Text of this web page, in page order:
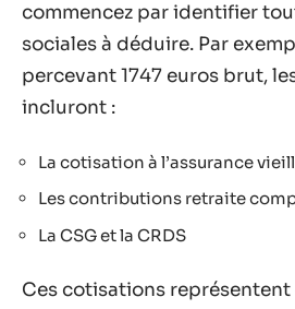
commencez par identifier
sociales à déduire. Par
percevant 1747 euros brut,
incluront :
La cotisation à l’assurance
Les contributions retraite
La CSG et la CRDS
Ces cotisations